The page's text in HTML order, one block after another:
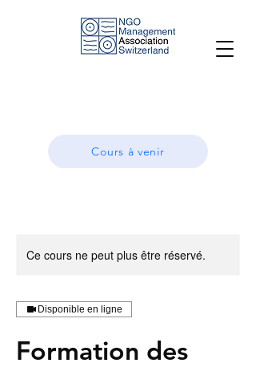
Cours à venir
Ce cours ne peut plus être réservé.
Disponible en ligne
Formation des